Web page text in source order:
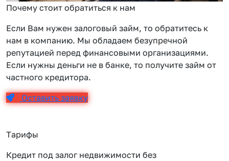
Почему стоит обратиться к нам
Если Вам нужен залоговый займ, то обратитесь к
нам в компанию. Мы обладаем безупречной
репутацией перед финансовыми организациями.
Если нужны деньги не в банке, то получите займ от
частного кредитора.
Оставить заявку
Тарифы
Кредит под залог недвижимости без